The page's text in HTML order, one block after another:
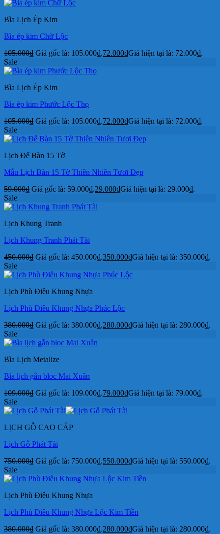
Bìa Lịch Ép Kim
Bìa ép kim Chữ Lộc
105.000₫ Giá gốc là: 105.000₫.72.000₫Giá hiện tại là: 72.000₫.
Sale
Bìa Lịch Ép Kim
Bìa ép kim Phước Lộc Thọ
105.000₫ Giá gốc là: 105.000₫.72.000₫Giá hiện tại là: 72.000₫.
Sale
Lịch Để Bàn 15 Tờ
Mẫu Lịch Bàn 15 Tờ Thiên Nhiên Tươi Đẹp
59.000₫ Giá gốc là: 59.000₫.29.000₫Giá hiện tại là: 29.000₫.
Sale
Lịch Khung Tranh
Lịch Khung Tranh Phát Tài
450.000₫ Giá gốc là: 450.000₫.350.000₫Giá hiện tại là: 350.000₫.
Sale
Lịch Phù Điêu Khung Nhựa
Lịch Phù Điêu Khung Nhựa Phúc Lộc
380.000₫ Giá gốc là: 380.000₫.280.000₫Giá hiện tại là: 280.000₫.
Sale
Bìa Lịch Metalize
Bìa lịch gắn bloc Mai Xuân
109.000₫ Giá gốc là: 109.000₫.79.000₫Giá hiện tại là: 79.000₫.
Sale
LỊCH GỖ CAO CẤP
Lịch Gỗ Phát Tài
750.000₫ Giá gốc là: 750.000₫.550.000₫Giá hiện tại là: 550.000₫.
Sale
Lịch Phù Điêu Khung Nhựa
Lịch Phù Điêu Khung Nhựa Lộc Kim Tiền
380.000₫ Giá gốc là: 380.000₫.280.000₫Giá hiện tại là: 280.000₫.